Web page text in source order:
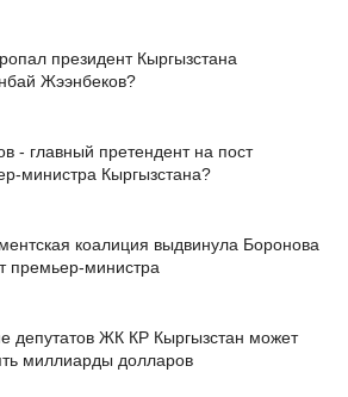
президент Кыргызстана
Жээнбеков?
- главный претендент на пост
министра Кыргызстана?
коалиция выдвинула Боронова
премьер-министра
депутатов ЖК КР Кыргызстан может
миллиарды долларов